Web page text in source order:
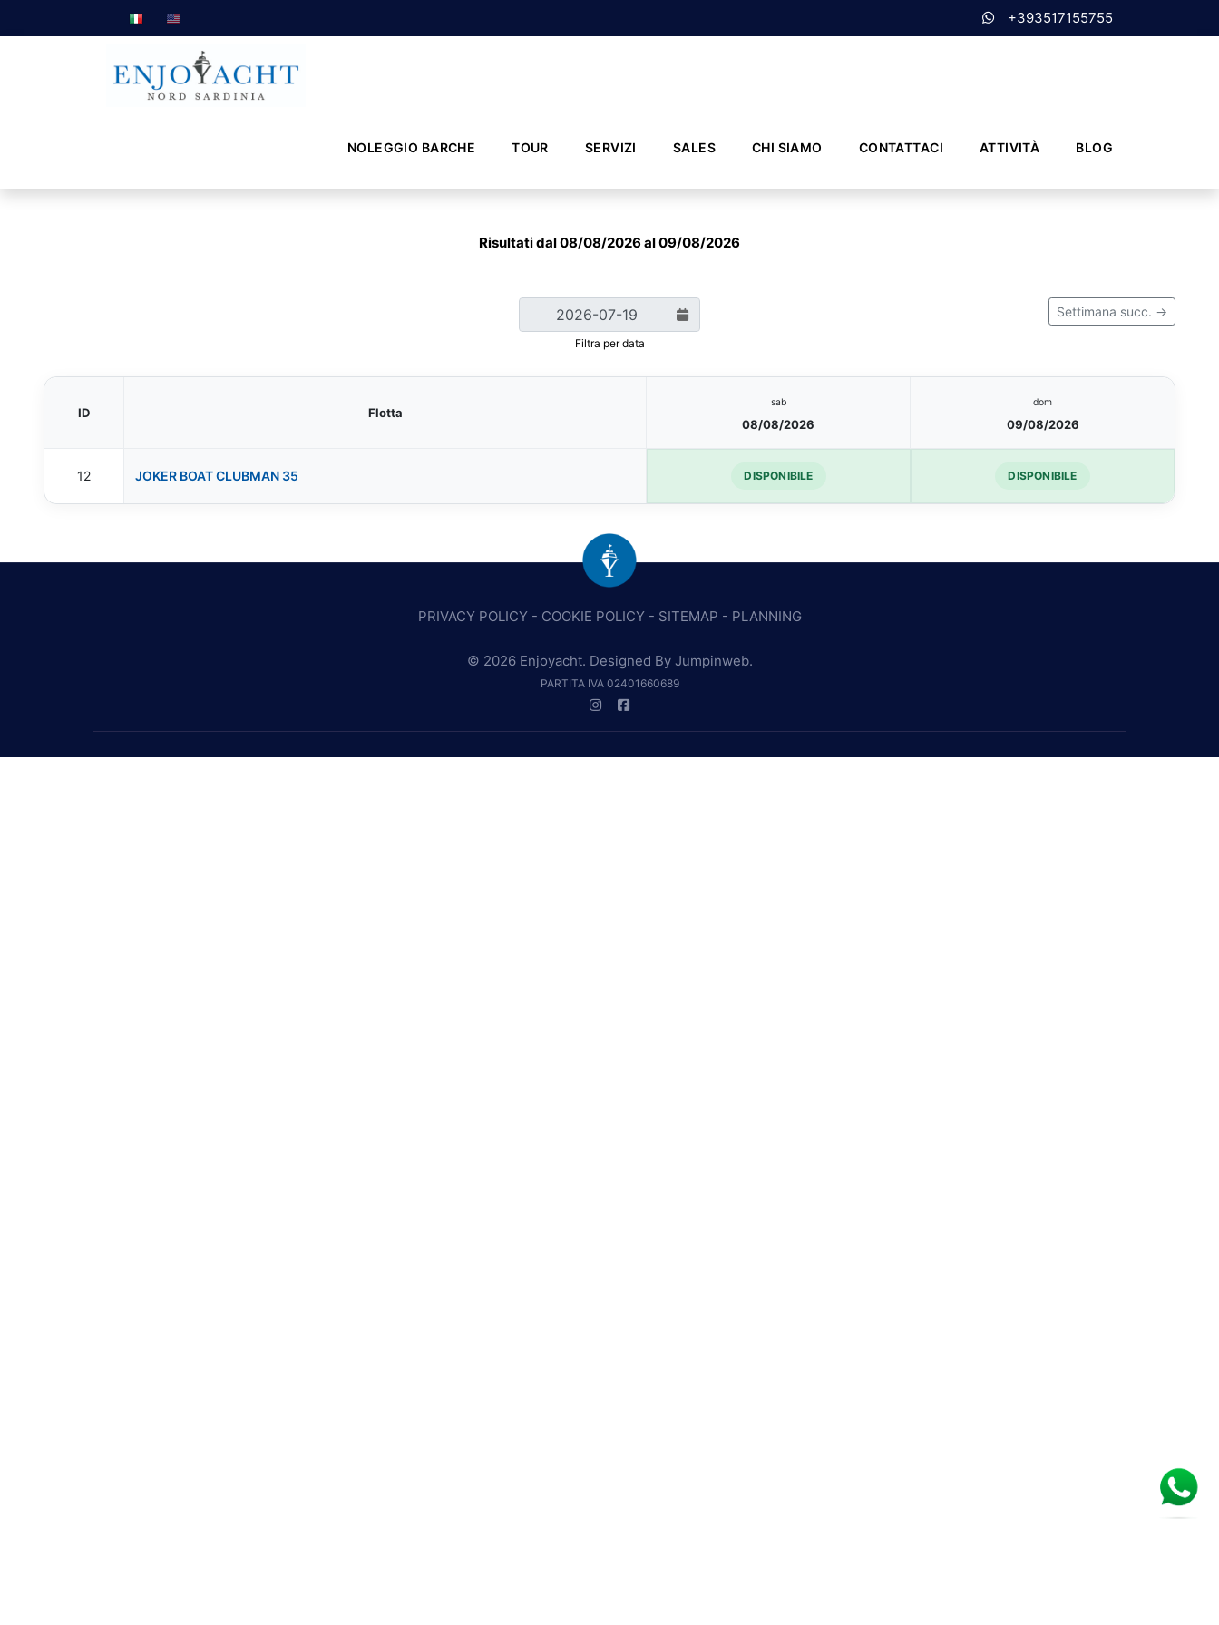
+393517155755
NOLEGGIO BARCHE TOUR SERVIZI SALES CHI SIAMO CONTATTACI ATTIVITÀ BLOG
Risultati dal 08/08/2026 al 09/08/2026
Filtra per data
Settimana succ. →
ID Flotta
sab
08/08/2026
dom
09/08/2026
12 JOKER BOAT CLUBMAN 35 DISPONIBILE DISPONIBILE
PRIVACY POLICY- COOKIE POLICY- SITEMAP - PLANNING
© 2026 Enjoyacht. Designed By Jumpinweb.
PARTITA IVA 02401660689